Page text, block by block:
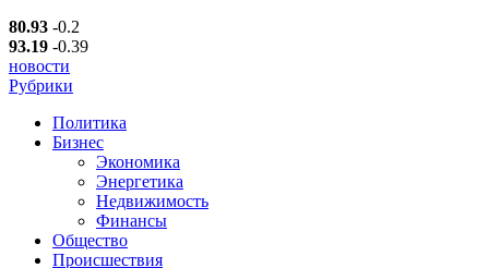
80.93 -0.2
93.19 -0.39
новости
Рубрики
Политика
Бизнес
Экономика
Энергетика
Недвижимость
Финансы
Общество
Происшествия